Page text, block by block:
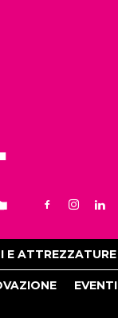
E ATTREZZATURE
EVENTI